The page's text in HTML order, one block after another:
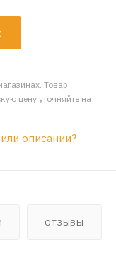
Товар
цену уточняйте на
описании?
ОТЗЫВЫ